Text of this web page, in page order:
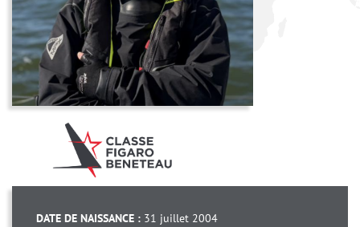
DATE DE NAISSANCE : 31 juillet 2004